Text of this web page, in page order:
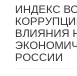
ИНДЕКС
ВЛИЯНИЯ
РОССИИ